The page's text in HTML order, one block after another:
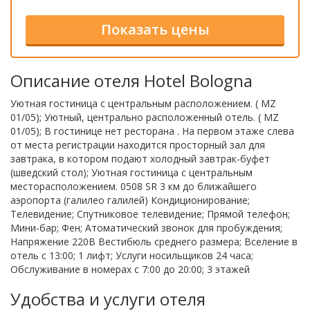
Описание отеля Hotel Bologna
Уютная гостиница с центральным расположением. ( MZ
01/05); Уютный, центрально расположенный отель. ( MZ
01/05); В гостинице нет ресторана . На первом этаже слева
от места регистрации находится просторный зал для
завтрака, в котором подают холодный завтрак-буфет
(шведский стол); Уютная гостиница с центральным
месторасположением. 0508 SR 3 км до ближайшего
аэропорта (галилео галилей) Кондиционирование;
Телевидение; Спутниковое телевидение; Прямой телефон;
Мини-бар; Фен; Атоматический звонок для пробуждения;
Напряжение 220В Вестибюль среднего размера; Вселение в
отель с 13:00; 1 лифт; Услуги носильщиков 24 часа;
Обслуживание в номерах с 7:00 до 20:00; 3 этажей
Удобства и услуги отеля